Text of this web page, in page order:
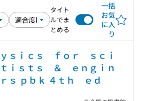
タイト
ルでま
とめる
一括
お気
に入
り
ｙｓｉｃｓ ｆｏｒ ｓｃｉ
ｔｉｓｔｓ ＆ ｅｎｇｉｎ
ｓ ｐｂｋ ４ｔｈ ｅｄ